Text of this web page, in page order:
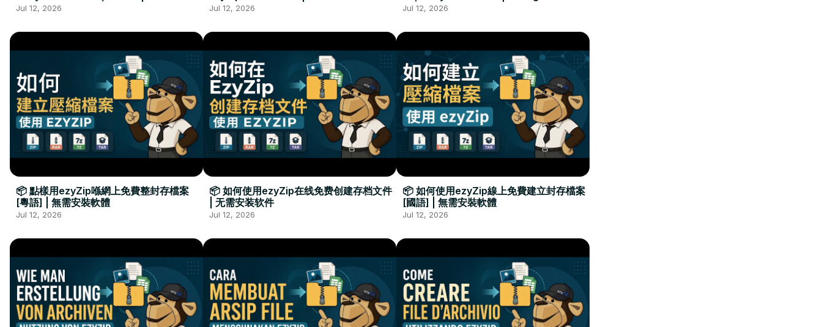
Kurulumu Gerekmez
Jul 12, 2026
Installation Required
Jul 12, 2026
Đặt Phần Mềm
Jul 12, 2026
📦 點樣用ezyZip喺網上免費整封存檔案
[粵語] | 無需安裝軟體
Jul 12, 2026
📦 如何使用ezyZip在线免费创建存档文件
| 无需安装软件
Jul 12, 2026
📦 如何使用ezyZip線上免費建立封存檔案
[國語] | 無需安裝軟體
Jul 12, 2026